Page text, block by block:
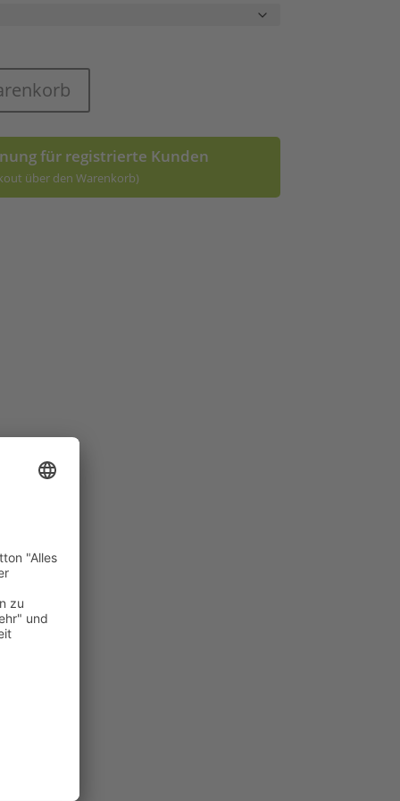
für registrierte Kunden
über den Warenkorb)